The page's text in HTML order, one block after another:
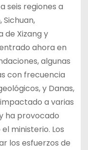
seis regiones a
Sichuan,
de Xizang y
ahora en
algunas
con frecuencia
y Danas,
a varias
ha provocado
ministerio. Los
los esfuerzos de